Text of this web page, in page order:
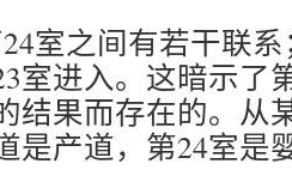
室之间有若干联
室进入。这暗示了
结果而存在的。从
是产道，第24室是